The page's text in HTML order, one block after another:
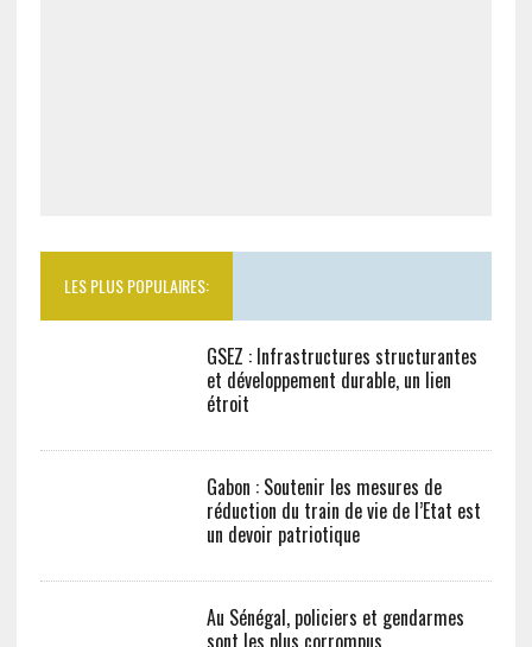
LES PLUS POPULAIRES:
GSEZ : Infrastructures structurantes
et développement durable, un lien
étroit
Gabon : Soutenir les mesures de
réduction du train de vie de l’Etat est
un devoir patriotique
Au Sénégal, policiers et gendarmes
sont les plus corrompus